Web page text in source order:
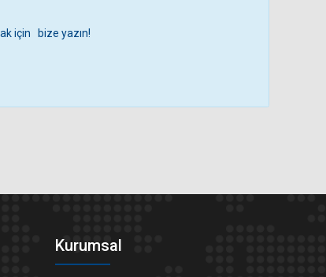
için bize yazın!
Kurumsal